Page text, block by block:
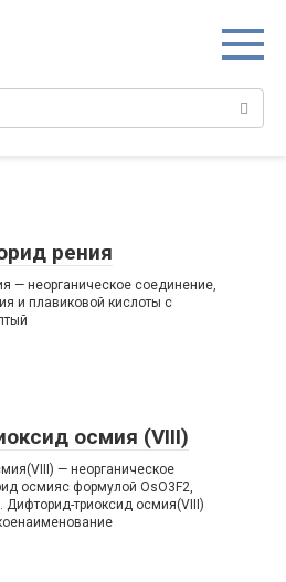
рения
— неорганическое соединение,
и плавиковой кислоты с
осмия (VIII)
— неорганическое
осмияс формулой OsO3F2,
​триоксид осмия​(VIII)​